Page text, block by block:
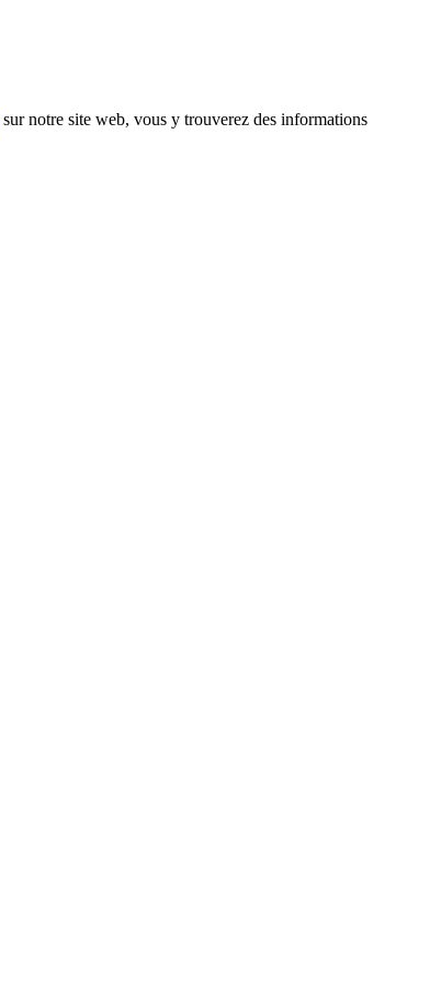
sur notre site web, vous y trouverez des informations